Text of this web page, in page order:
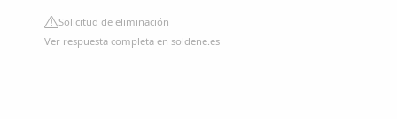
Solicitud de eliminación
Ver respuesta completa en soldene.es